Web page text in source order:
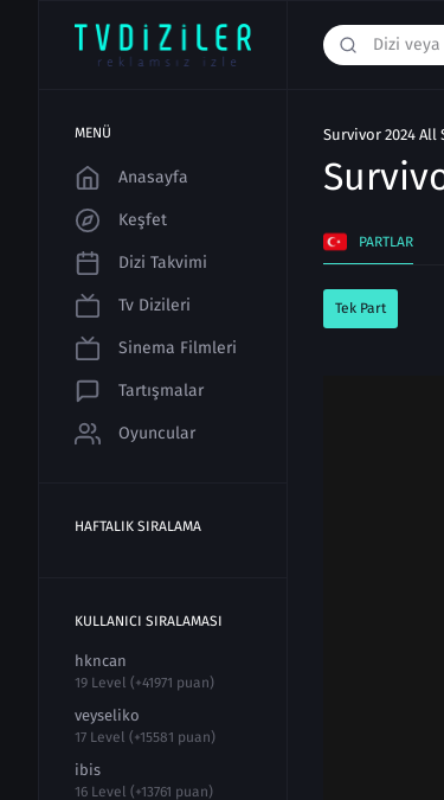
MENÜ
Anasayfa
Keşfet
Dizi Takvimi
Tv Dizileri
Sinema Filmleri
Tartışmalar
Oyuncular
HAFTALIK SIRALAMA
KULLANICI SIRALAMASI
hkncan
19 Level (+41971 puan)
veyseliko
17 Level (+15581 puan)
ibis
16 Level (+13761 puan)
Survivor 2024 All
PARTLAR
Tek Part